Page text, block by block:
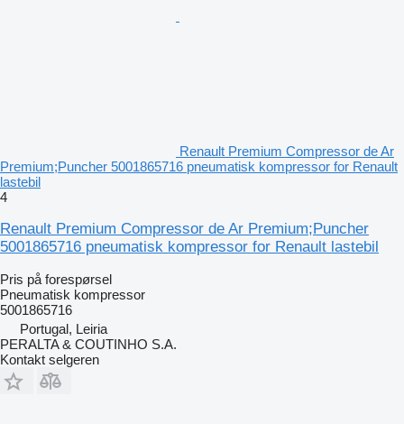
Renault Premium Compressor de Ar
Premium;Puncher 5001865716 pneumatisk kompressor for Renault
lastebil
4
Renault Premium Compressor de Ar Premium;Puncher
5001865716 pneumatisk kompressor for Renault lastebil
Pris på forespørsel
Pneumatisk kompressor
5001865716
Portugal, Leiria
PERALTA & COUTINHO S.A.
Kontakt selgeren